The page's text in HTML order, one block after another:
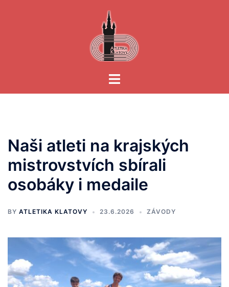
Toggle
Naši atleti na krajských
mistrovstvích sbírali
osobáky i medaile
BY ATLETIKA KLATOVY 23.6.2026 ZÁVODY